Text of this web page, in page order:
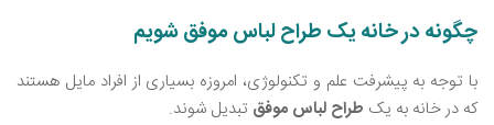
چگونه در خانه یک طراح لباس موفق شویم
با توجه به پیشرفت علم و تکنولوژی، امروزه بسیاری از افراد مایل هستند
که در خانه به یک طراح لباس موفق تبدیل شوند.